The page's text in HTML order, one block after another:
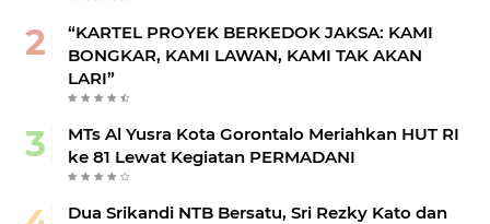
“KARTEL PROYEK BERKEDOK JAKSA: KAMI
BONGKAR, KAMI LAWAN, KAMI TAK AKAN
LARI”
MTs Al Yusra Kota Gorontalo Meriahkan HUT RI
ke 81 Lewat Kegiatan PERMADANI
Dua Srikandi NTB Bersatu, Sri Rezky Kato dan